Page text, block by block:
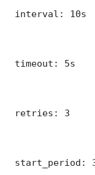
interval: 10s
timeout: 5s
retries: 3
start_period: